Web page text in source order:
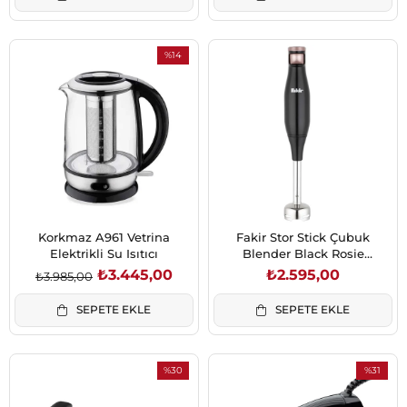
%14
%14İndirim
Korkmaz A961 Vetrina
Elektrikli Su Isıtıcı
₺3.445,00
₺3.985,00
SEPETE EKLE
Fakir Stor Stick Çubuk
Blender Black Rosie
(41004860)
₺2.595,00
SEPETE EKLE
%30
%31
İndirim